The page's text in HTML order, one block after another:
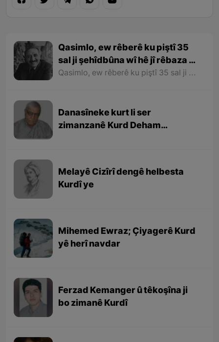
Qasimlo, ew rêberê ku piştî 35
sal ji şehîdbûna wî hê jî rêbaza wî
her zîndî ye
Qasimlo, ew rêberê ku piştî 35 sal ji şehîdbûna wî hê jî rêbaza wî her zîndî ye
Danasîneke kurt li ser
zimanzanê Kurd Deham
Melayê Cizîrî dengê helbesta
Kurdî ye
Mihemed Ewraz; Çiyagerê Kurd
yê herî navdar
Ferzad Kemanger û têkoşîna ji
bo zimanê Kurdî